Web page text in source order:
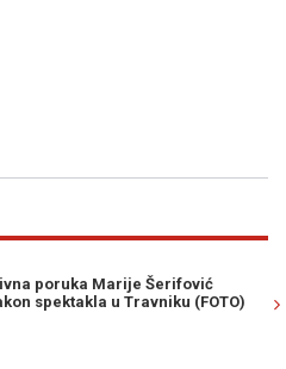
PUTIN ĆE ZIMU PRETVORITI U
saveznike na novu prijetnju